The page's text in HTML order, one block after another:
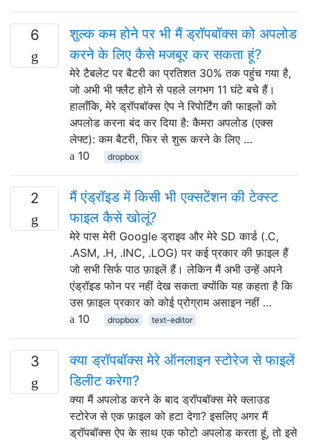
6
शुल्क कम होने पर भी मैं ड्रॉपबॉक्स को अपलोड
करने के लिए कैसे मजबूर कर सकता हूं?
मेरे टैबलेट पर बैटरी का प्रतिशत 30% तक पहुंच गया है,
जो अभी भी फ्लैट होने से पहले लगभग 11 घंटे बचे हैं।
हालाँकि, मेरे ड्रॉपबॉक्स ऐप ने रिपोर्टिंग की फाइलों को
अपलोड करना बंद कर दिया है: कैमरा अपलोड (एक्स
लेफ्ट): कम बैटरी, फिर से शुरू करने के लिए …
10
dropbox
2
मैं एंड्रॉइड में किसी भी एक्सटेंशन की टेक्स्ट
फाइल कैसे खोलूं?
मेरे पास मेरी Google ड्राइव और मेरे SD कार्ड (.C,
.ASM, .H, .INC, .LOG) पर कई प्रकार की फ़ाइल हैं
जो सभी सिर्फ पाठ फ़ाइलें हैं। लेकिन मैं अभी उन्हें अपने
एंड्रॉइड फोन पर नहीं देख सकता क्योंकि यह कहता है कि
उस फ़ाइल प्रकार को कोई प्रोग्राम असाइन नहीं …
10
dropbox text-editor
3
क्या ड्रॉपबॉक्स मेरे ऑनलाइन स्टोरेज से फाइलें
डिलीट करेगा?
क्या मैं अपलोड करने के बाद ड्रॉपबॉक्स मेरे क्लाउड
स्टोरेज से एक फ़ाइल को हटा देगा? इसलिए अगर मैं
ड्रॉपबॉक्स ऐप के साथ एक फोटो अपलोड करता हूं, तो इसे